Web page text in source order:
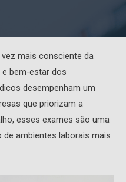
mais consciente da
bem-estar dos
desempenham um
que priorizam a
esses exames são uma
ambientes laborais mais